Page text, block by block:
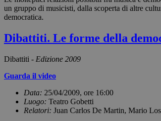
un gruppo di musicisti, dalla scoperta di altre
democratica.
Dibattiti. Le forme della
Dibattiti - Edizione 2009
Guarda il video
Data: 25/04/2009, ore 16:00
Luogo: Teatro Gobetti
Relatori: Juan Carlos De Martin, Mario